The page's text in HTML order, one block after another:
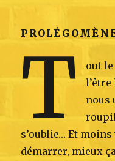
T
out
l’être
nous
s’oublie… Et
démarrer, mieux